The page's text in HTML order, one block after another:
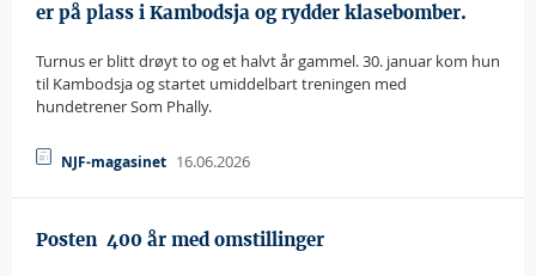
er på plass i Kambodsja og rydder klasebomber.
Turnus er blitt drøyt to og et halvt år gammel. 30. januar kom hun
til Kambodsja og startet umiddelbart treningen med
hundetrener Som Phally.
NJF-magasinet 16.06.2026
Posten  400 år med omstillinger